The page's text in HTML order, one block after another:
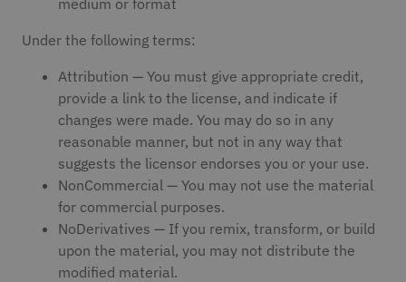
medium or format
Under the following terms:
Attribution — You must give appropriate credit,
provide a link to the license, and indicate if
changes were made. You may do so in any
reasonable manner, but not in any way that
suggests the licensor endorses you or your use.
NonCommercial — You may not use the material
for commercial purposes.
NoDerivatives — If you remix, transform, or build
upon the material, you may not distribute the
modified material.